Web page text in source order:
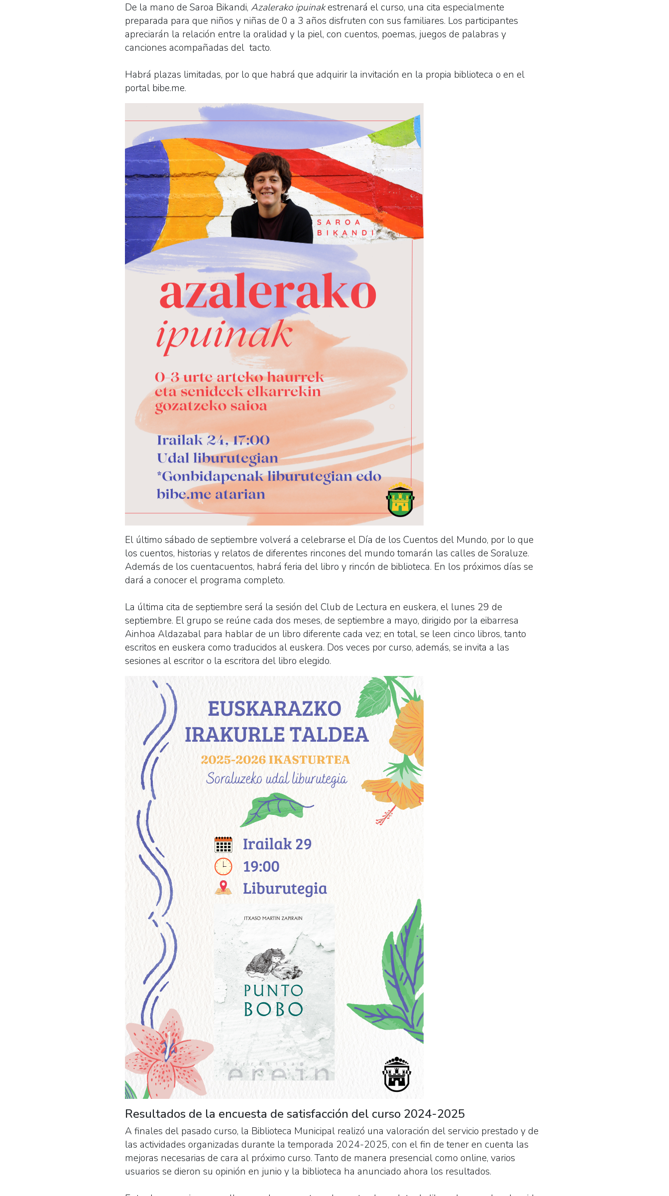
De la mano de Saroa Bikandi, Azalerako ipuinakestrenará el curso, una cita especialmente
preparada para que niños y niñas de 0 a 3 años disfruten con sus familiares. Los participantes
apreciarán la relación entre la oralidad y la piel, con cuentos, poemas, juegos de palabras y
canciones acompañadas del tacto.
Habrá plazas limitadas, por lo que habrá que adquirir la invitación en la propia biblioteca o en el
portal bibe.me.
El último sábado de septiembre volverá a celebrarse el Día de los Cuentos del Mundo, por lo que
los cuentos, historias y relatos de diferentes rincones del mundo tomarán las calles de Soraluze.
Además de los cuentacuentos, habrá feria del libro y rincón de biblioteca. En los próximos días se
dará a conocer el programa completo.
La última cita de septiembre será la sesión del Club de Lectura en euskera, el lunes 29 de
septiembre. El grupo se reúne cada dos meses, de septiembre a mayo, dirigido por la eibarresa
Ainhoa Aldazabal para hablar de un libro diferente cada vez; en total, se leen cinco libros, tanto
escritos en euskera como traducidos al euskera. Dos veces por curso, además, se invita a las
sesiones al escritor o la escritora del libro elegido.
Resultados de la encuesta de satisfacción del curso 2024-2025
A finales del pasado curso, la Biblioteca Municipal realizó una valoración del servicio prestado y de
las actividades organizadas durante la temporada 2024-2025, con el fin de tener en cuenta las
mejoras necesarias de cara al próximo curso. Tanto de manera presencial como online, varios
usuarios se dieron su opinión en junio y la biblioteca ha anunciado ahora los resultados.